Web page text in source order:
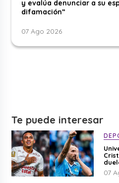
y evalúa denunciar a su
difamación”
07 Ago 2026
Te puede interesar
07